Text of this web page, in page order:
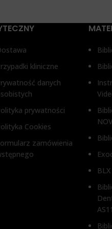
XIVE
SELECT®,
TKANEK
FRIALIT
ŚREDNICA O
WYSOKOŚĆ
2,5 mm, 3,5 mm
TYP ŁĄCZNIKA
Łącznik kątowy 17
kliniczne
danych
prywatności
Cookies
zamówienia
AS11